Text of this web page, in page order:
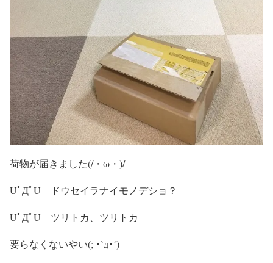
荷物が届きました(/・ω・)/
UﾟДﾟU ドウセイラナイモノデショ？
UﾟДﾟU ツリトカ、ツリトカ
要らなくないやい(; ･`д･´)